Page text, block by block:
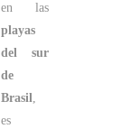
en las
playas
del sur
de
Brasil,
es